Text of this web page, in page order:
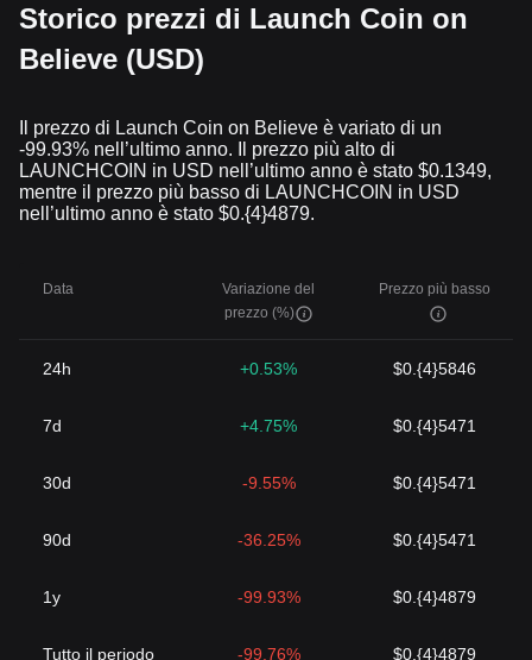
Storico prezzi di Launch Coin on
Believe (USD)
Il prezzo di Launch Coin on Believe è variato di un
-99.93% nell’ultimo anno. Il prezzo più alto di
LAUNCHCOIN in USD nell’ultimo anno è stato $0.1349,
mentre il prezzo più basso di LAUNCHCOIN in USD
nell’ultimo anno è stato $0.{4}4879.
Data
Variazione del
prezzo (%)
Prezzo più basso
24h +0.53% $0.{4}5846
7d +4.75% $0.{4}5471
30d -9.55% $0.{4}5471
90d -36.25% $0.{4}5471
1y -99.93% $0.{4}4879
Tutto il periodo -99.76% $0.{4}4879